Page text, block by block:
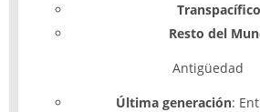
Resto del
Antigüedad
Última generación: